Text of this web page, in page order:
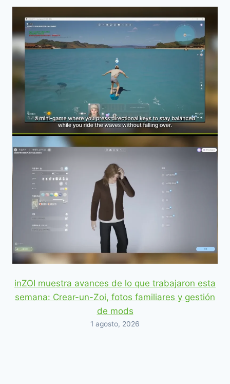
inZOI muestra avances de lo que trabajaron esta
semana: Crear-un-Zoi, fotos familiares y gestión
de mods
1 agosto, 2026